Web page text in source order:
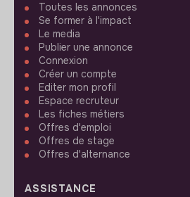
Toutes les annonces
Se former à l'impact
Le media
Publier une annonce
Connexion
Créer un compte
Editer mon profil
Espace recruteur
Les fiches métiers
Offres d'emploi
Offres de stage
Offres d'alternance
ASSISTANCE